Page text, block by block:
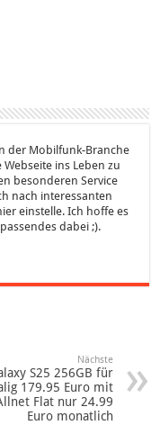
der Mobilfunk-Branche
ins Leben zu
besonderen Service
nach interessanten
einstelle. Ich hoffe es
dabei ;).
Nächste
S25 256GB für
179.95 Euro mit
Flat nur 24.99
Euro monatlich